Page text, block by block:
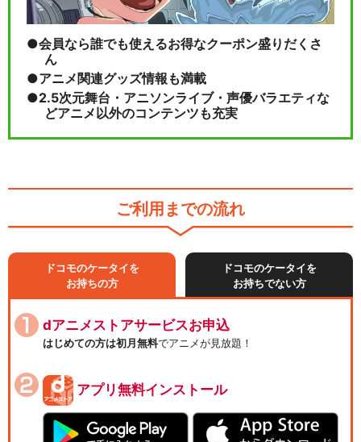
会員なら誰でも使えるお得なクーポン盛りだくさ
ん
アニメ関連グッズ情報も満載
2.5次元舞台・アニソンライブ・声優バラエティな
どアニメ以外のコンテンツも充実
ご利用までの流れ
ドコモのケータイを
お持ちの方
ドコモのケータイを
お持ちでない方
dアニメストアサービスお申込
はじめての方は初月無料でアニメが見放題！
アプリ無料インストール